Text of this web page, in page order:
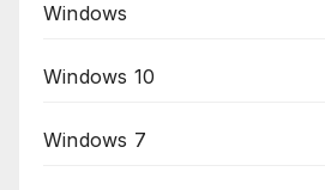
Windows
Windows 10
Windows 7